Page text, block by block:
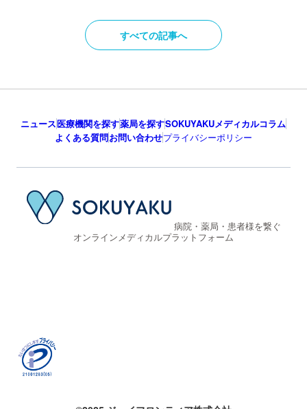
すべての記事へ
ニュース 医療機関を探す 薬局を探す SOKUYAKUメディカルコラム
よくある質問お問い合わせ プライバシーポリシー